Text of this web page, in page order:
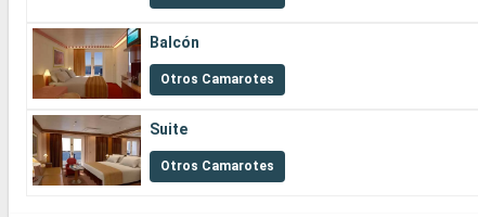
Balcón
Otros Camarotes
Suite
Otros Camarotes